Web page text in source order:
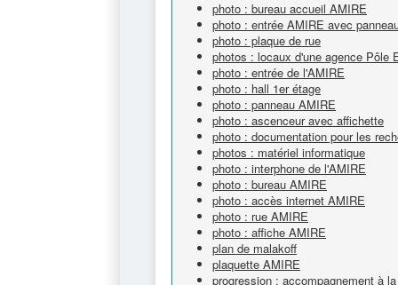
photo : bureau accueil AMIRE
photo : entrée AMIRE avec
photo : plaque de rue
photos : locaux d'une agence Pôle
photo : entrée de l'AMIRE
photo : hall 1er étage
photo : panneau AMIRE
photo : ascenceur avec affichette
photo : documentation pour les
photos : matériel informatique
photo : interphone de l'AMIRE
photo : bureau AMIRE
photo : accès internet AMIRE
photo : rue AMIRE
photo : affiche AMIRE
plan de malakoff
plaquette AMIRE
progression : accompagnement à